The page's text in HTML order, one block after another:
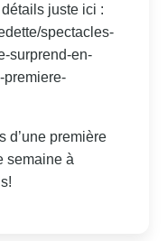
juste ici :
spectacles-
surprend-en-
premiere-
d’une première
semaine à